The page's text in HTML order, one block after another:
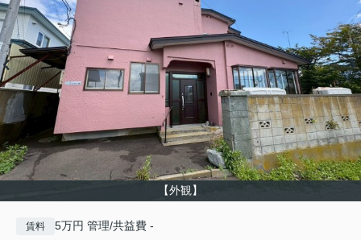
【外観】
賃料 5万円 管理/共益費 -